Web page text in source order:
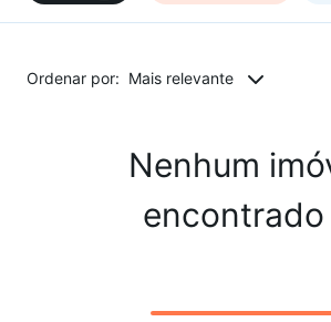
Ordenar por: Mais relevante
Nenhum
encontrado